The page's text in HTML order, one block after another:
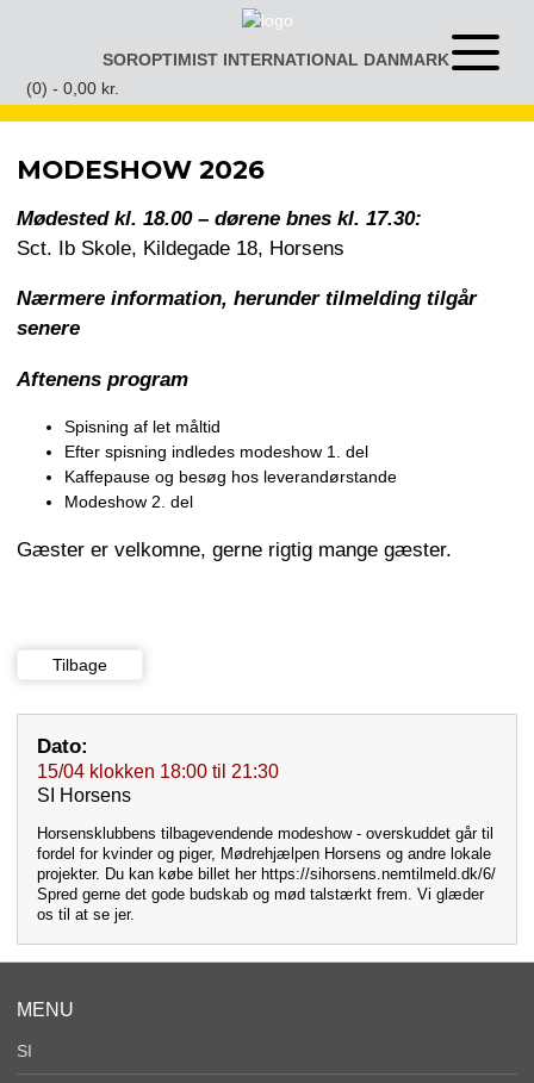
SOROPTIMIST INTERNATIONAL DANMARKÅben
menu
(0) - 0,00 kr.
MODESHOW 2026
Mødested kl. 18.00 – dørene bnes kl. 17.30:
Sct. Ib Skole, Kildegade 18, Horsens
Nærmere information, herunder tilmelding tilgår
senere
Aftenens program
Spisning af let måltid
Efter spisning indledes modeshow 1. del
Kaffepause og besøg hos leverandørstande
Modeshow 2. del
Gæster er velkomne, gerne rigtig mange gæster.
Tilbage
Dato:
15/04 klokken 18:00 til 21:30
SI Horsens
Horsensklubbens tilbagevendende modeshow - overskuddet går til
fordel for kvinder og piger, Mødrehjælpen Horsens og andre lokale
projekter. Du kan købe billet her https://sihorsens.nemtilmeld.dk/6/
Spred gerne det gode budskab og mød talstærkt frem. Vi glæder
os til at se jer.
MENU
SI